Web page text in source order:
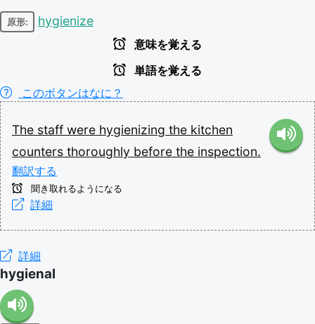
原形: hygienize
意味を覚える
単語を覚える
このボタンはなに？
The staff were hygienizing the kitchen
counters thoroughly before the inspection.
翻訳する
聞き取れるようになる
詳細
詳細
hygienal